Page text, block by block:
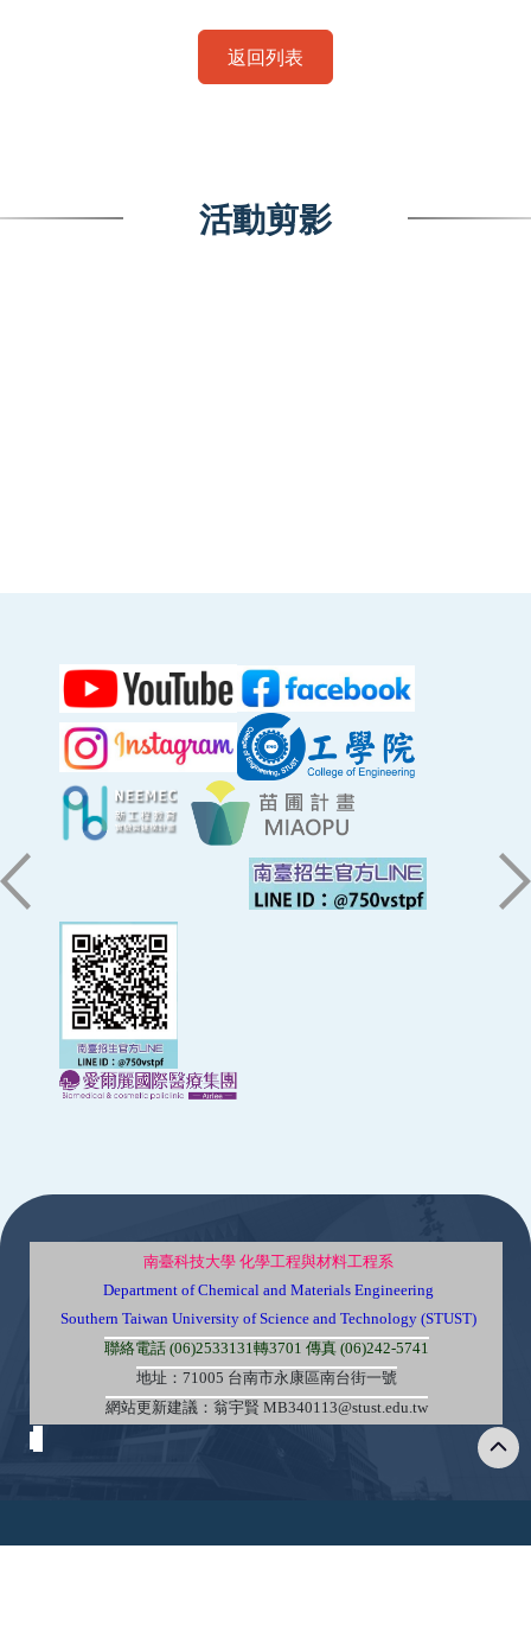
返回列表
活動剪影
南臺科技大學 化學工程與材料工程系
Department of Chemical and Materials Engineering
Southern Taiwan University of Science and Technology (STUST)
聯絡電話 (06)2533131轉3701 傳真 (06)242-5741
地址：71005 台南市永康區南台街一號
網站更新建議：翁宇賢 MB340113@stust.edu.tw